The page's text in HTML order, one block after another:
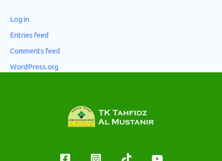
Log in
Entries feed
Comments feed
WordPress.org